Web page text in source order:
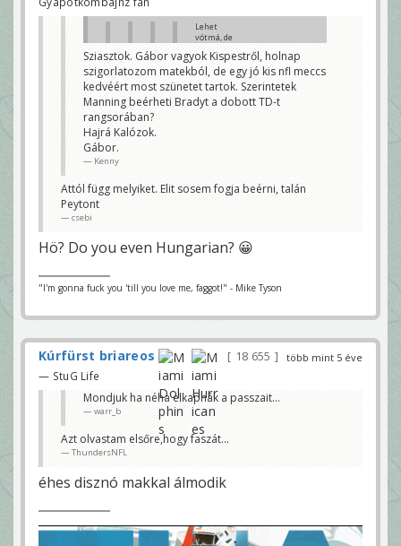
Lehet
vótmá, de
szexuális
tartalmú
videó az a
szexuális
tartalmú
egy ilyen meccsen
You mean hogy Brady most
akkor kiégett-e, vagy Goat-e? 😊
kiégett mint Pats QB, béget mint Bucs QB
warr_b
Sziasztok. Gábor vagyok Kispestről, holnap
szigorlatozom matekból, de egy jó kis nfl meccs
kedvéért most szünetet tartok. Szerintetek
Manning beérheti Bradyt a dobott TD-t
rangsorában?
Hajrá Kalózok.
Gábor.
Kenny
Attól függ melyiket. Elit sosem fogja beérni, talán
Peytont
csebi
Hö? Do you even Hungarian? 😀
"I'm gonna fuck you 'till you love me, faggot!" - Mike Tyson
több mint 5 éve
Kúrfürst briareos 18 655
— StuG Life
Mondjuk ha néha elkapnák a passzait...
warr_b
Azt olvastam elsőre,hogy faszát...
ThundersNFL
éhes disznó makkal álmodik